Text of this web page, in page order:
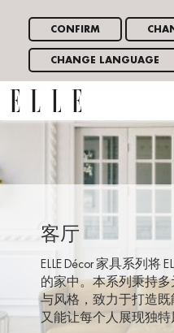
CONFIRM
CHANGE LANGUAGE
客厅
ELLE Décor 家具系列将
的家中。本系列秉持
与风格，致力于打造既
又能让每个人展现独